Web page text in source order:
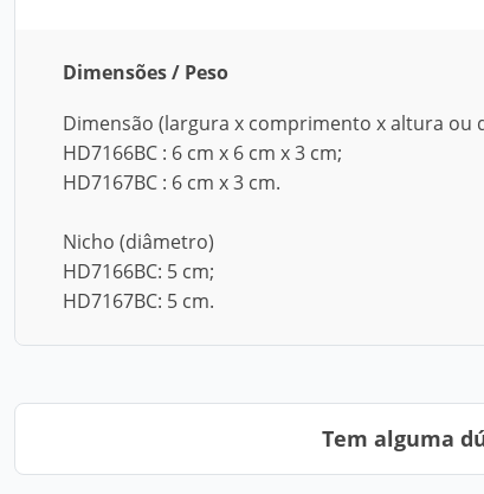
Dimensões / Peso
Dimensão (largura x comprimento x altura ou
HD7166BC : 6 cm x 6 cm x 3 cm;
HD7167BC : 6 cm x 3 cm.
Nicho (diâmetro)
HD7166BC: 5 cm;
HD7167BC: 5 cm.
Tem alguma